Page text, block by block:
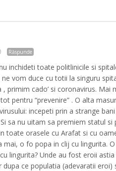
Răspunde
inchideti toate politlinicile si
ne vom duce cu totii la singuru
, primim cado’ si coronavirus.
pentru “prevenire” . O alta
incepeti prin a strange
sa nu uitam sa premiem statul
toate orasele cu Arafat si cu
mai, o fo popa in clij cu lingurita.
lingurita? Unde au fost eroii
dupa ce populatia (adevaratii